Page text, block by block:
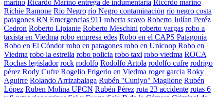
marino Ricardo Marino entrega de indumentaria Riccrdo marino
Richie Ramone Río Negro río Negro contaminación río negro costa
patagones RN Emergencias 911 roberta scavo Roberto Julían Peréz
Cedron Roberto Lipiante Roberto Meschini roberto vargas robo a
taxista en Viedma robo empresa edes Robo en el CAPS Patagonia
Robo en El Cóndor robo en patagones robo en Unicoop Robo en
Viedma robo la estrella robo policia robo taxi robo viedma ROCA
Rochas legislador rock rodolfo Rodolfo Artola rodolfo cufre rodrigo
pérez Rody Cufre Rogelio Frigerio en Viedma roger garcia Roky
Aguirre Rolando Arrizabalaga Rubén "Cuniyo" Maglione Rubén
López Ruben Molina UPCN Rubén Pérez ruta 23 accidente rutas 6